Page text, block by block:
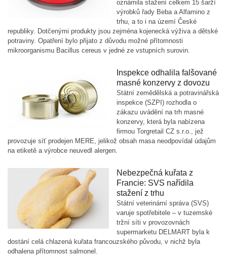
oznámila stažení celkem 15 šarží
výrobků řady Beba a Alfamino z
trhu, a to i na území České
republiky. Dotčenými produkty jsou zejména kojenecká výživa a dětské
potraviny. Opatření bylo přijato z důvodu možné přítomnosti
mikroorganismu Bacillus cereus v jedné ze vstupních surovin.
Inspekce odhalila falšované
masné konzervy z dovozu
Státní zemědělská a potravinářská
inspekce (SZPI) rozhodla o
zákazu uvádění na trh masné
konzervy, která byla nabízena
firmou Torgretail CZ s.r.o., jež
provozuje síť prodejen MERE, jelikož obsah masa neodpovídal údajům
na etiketě a výrobce neuvedl alergen.
Nebezpečná kuřata z
Francie: SVS nařídila
stažení z trhu
Státní veterinární správa (SVS)
varuje spotřebitele – v tuzemské
tržní síti v provozovnách
supermarketu DELMART byla k
dostání celá chlazená kuřata francouzského původu, v nichž byla
odhalena přítomnost salmonel.